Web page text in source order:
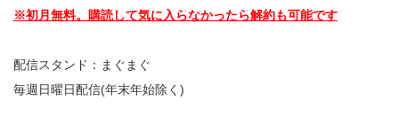
※初月無料。購読して気に入らなかったら解約も可能です
配信スタンド：まぐまぐ
毎週日曜日配信(年末年始除く)